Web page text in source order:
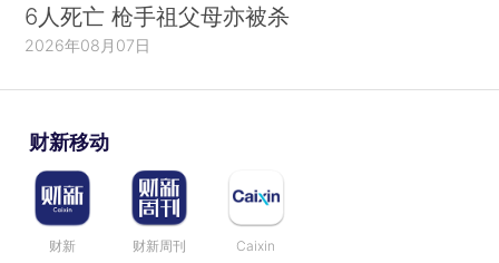
6人死亡 枪手祖父母亦被杀
2026年08月07日
财新移动
财新 财新周刊 Caixin